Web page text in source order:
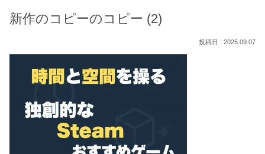
新作のコピーのコピー (2)
2025.09.07